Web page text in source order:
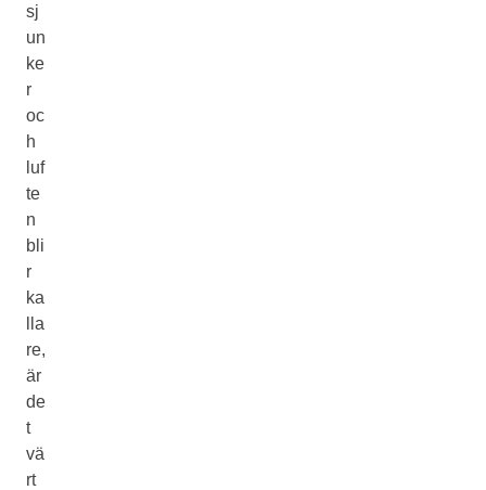
sj
un
ke
r
oc
h
luf
te
n
bli
r
ka
lla
re,
är
de
t
vä
rt